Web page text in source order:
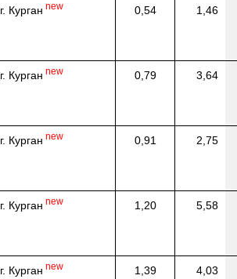
г. Курган new 0,54 1,46
г. Курган new 0,79 3,64
г. Курган new 0,91 2,75
г. Курган new 1,20 5,58
г. Курган new 1,39 4,03